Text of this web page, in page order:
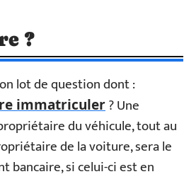
?
lot de question dont :
immatriculer? Une
du véhicule, tout au
de la voiture, sera le
bancaire, si celui-ci est en